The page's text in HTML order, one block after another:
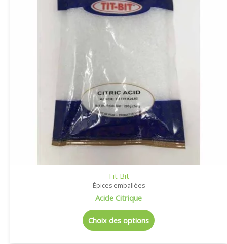
Tit Bit
Épices emballées
Acide Citrique
Choix des options